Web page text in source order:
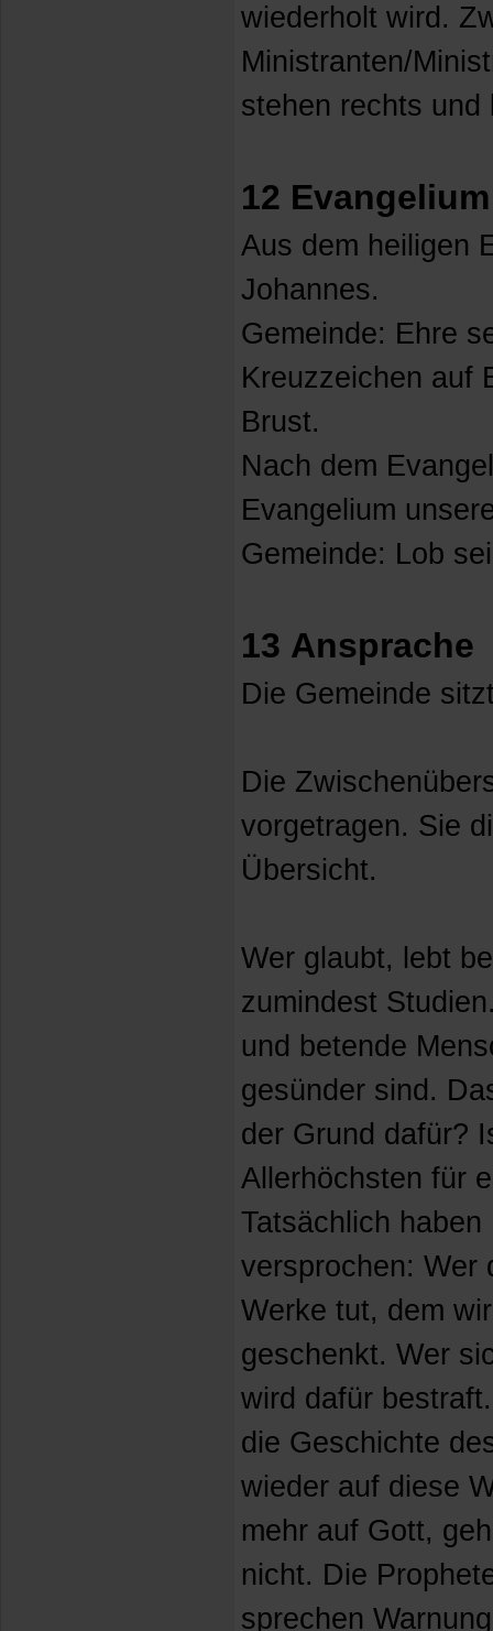
wiederholt wird.
Ministranten/
stehen rechts und
12
Aus dem heiligen
Johannes.
Gemeinde: Ehre
Kreuzzeichen auf
Brust.
Nach dem
Evangelium
Gemeinde: Lob
13 Ansprache
Die Gemeinde
Die
vorgetragen. Sie
Übersicht.
Wer glaubt, lebt
zumindest
und betende
gesünder sind.
der Grund dafür?
Allerhöchsten für
Tatsächlich
versprochen: Wer
Werke tut, dem
geschenkt. Wer
wird dafür
die Geschichte
wieder auf diese
mehr auf Gott,
nicht. Die
sprechen